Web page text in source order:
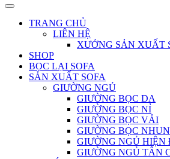
TRANG CHỦ
LIÊN HỆ
XƯỞNG SẢN XUẤT
SHOP
BỌC LẠI SOFA
SẢN XUẤT SOFA
GIƯỜNG NGỦ
GIƯỜNG BỌC DA
GIƯỜNG BỌC NỈ
GIƯỜNG BỌC VẢI
GIƯỜNG BỌC
GIƯỜNG NGỦ HIỆN
GIƯỜNG NGỦ TÂN